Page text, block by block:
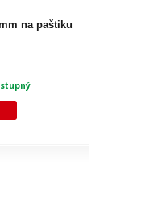
na paštiku